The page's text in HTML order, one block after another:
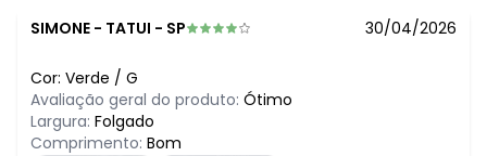
SIMONE - TATUI - SP 30/04/2026
Cor: Verde / G
Avaliação geral do produto: Ótimo
Largura: Folgado
Comprimento: Bom